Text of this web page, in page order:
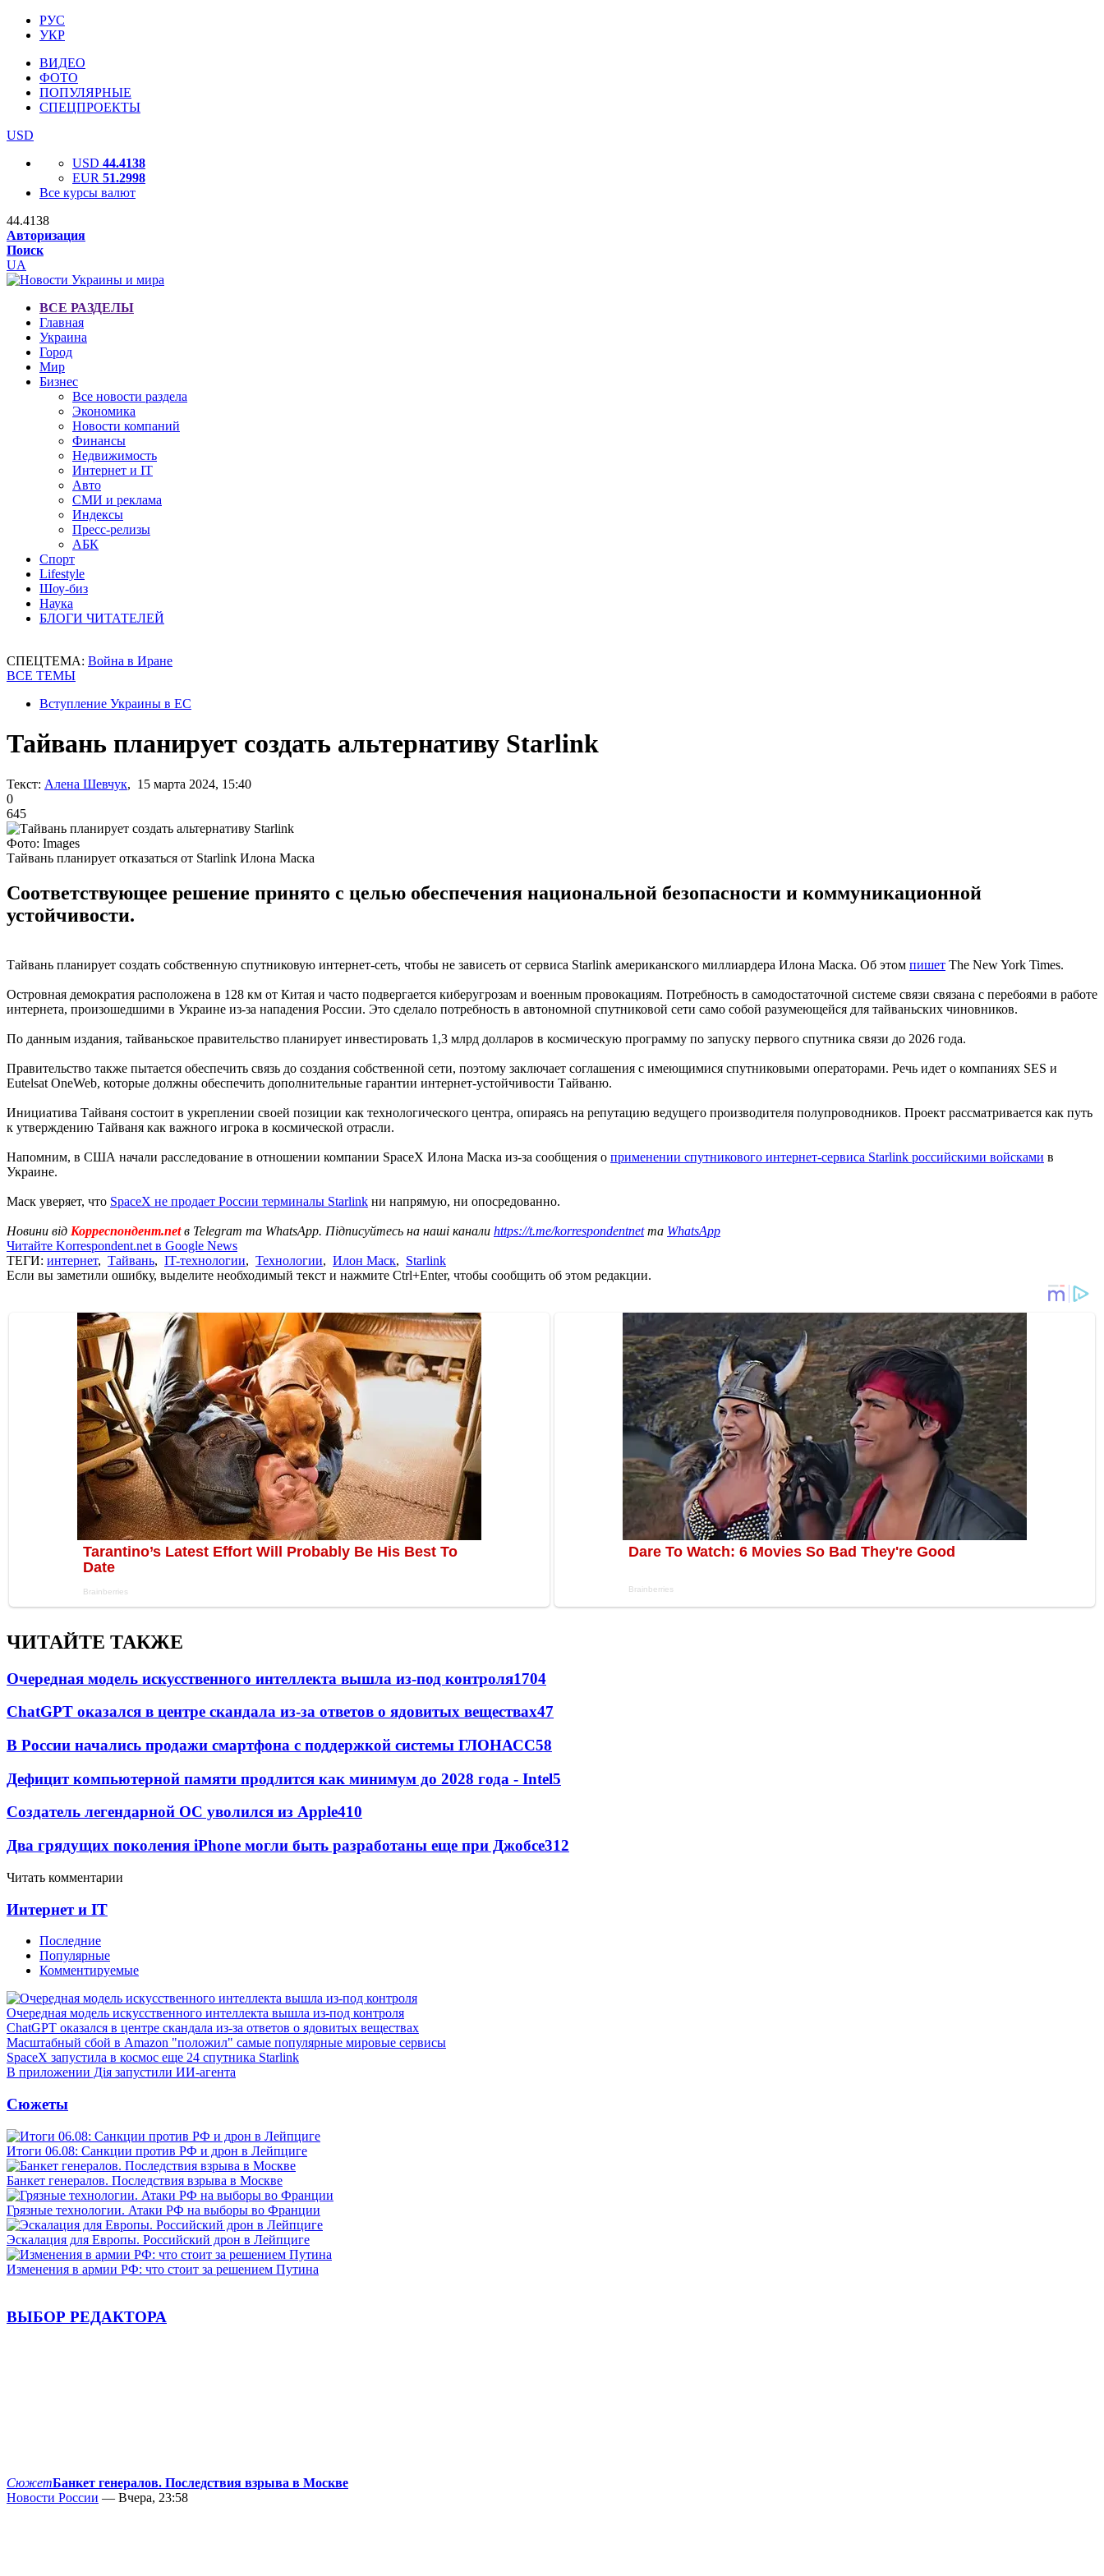
РУС
УКР
ВИДЕО
ФОТО
ПОПУЛЯРНЫЕ
СПЕЦПРОЕКТЫ
USD
USD 44.4138
EUR 51.2998
Все курсы валют
44.4138
Авторизация
Поиск
UA
ВСЕ РАЗДЕЛЫ
Главная
Украина
Город
Мир
Бизнес
Все новости раздела
Экономика
Новости компаний
Финансы
Недвижимость
Интернет и IT
Авто
СМИ и реклама
Индексы
Пресс-релизы
АБК
Спорт
Lifestyle
Шоу-биз
Наука
БЛОГИ ЧИТАТЕЛЕЙ
СПЕЦТЕМА: Война в Иране
ВСЕ ТЕМЫ
Вступление Украины в ЕС
Тайвань планирует создать альтернативу Starlink
Текст: Алена Шевчук, 15 марта 2024, 15:40
0
645
Фото: Images
Тайвань планирует отказаться от Starlink Илона Маска
Соответствующее решение принято с целью обеспечения национальной безопасности и коммуникационной
устойчивости.
Тайвань планирует создать собственную спутниковую интернет-сеть, чтобы не зависеть от сервиса Starlink американского миллиардера Илона Маска. Об этом пишет The New York Times.
Островная демократия расположена в 128 км от Китая и часто подвергается киберугрозам и военным провокациям. Потребность в самодостаточной системе связи связана с перебоями в работе
интернета, произошедшими в Украине из-за нападения России. Это сделало потребность в автономной спутниковой сети само собой разумеющейся для тайваньских чиновников.
По данным издания, тайваньское правительство планирует инвестировать 1,3 млрд долларов в космическую программу по запуску первого спутника связи до 2026 года.
Правительство также пытается обеспечить связь до создания собственной сети, поэтому заключает соглашения с имеющимися спутниковыми операторами. Речь идет о компаниях SES и
Eutelsat OneWeb, которые должны обеспечить дополнительные гарантии интернет-устойчивости Тайваню.
Инициатива Тайваня состоит в укреплении своей позиции как технологического центра, опираясь на репутацию ведущего производителя полупроводников. Проект рассматривается как путь
к утверждению Тайваня как важного игрока в космической отрасли.
Напомним, в США начали расследование в отношении компании SpaceX Илона Маска из-за сообщения о применении спутникового интернет-сервиса Starlink российскими войсками в
Украине.
Маск уверяет, что SpaceX не продает России терминалы Starlink ни напрямую, ни опосредованно.
Новини від Корреспондент.netв Telegram та WhatsApp. Підписуйтесь на наші канали https://t.me/korrespondentnetта WhatsApp
Читайте Korrespondent.net в Google News
ТЕГИ: интернет, Тайвань, IT-технологии, Технологии, Илон Маск, Starlink
Если вы заметили ошибку, выделите необходимый текст и нажмите Ctrl+Enter, чтобы сообщить об этом редакции.
ЧИТАЙТЕ ТАКЖЕ
Очередная модель искусственного интеллекта вышла из-под контроля1704
ChatGPT оказался в центре скандала из-за ответов о ядовитых веществах47
В России начались продажи смартфона с поддержкой системы ГЛОНАСС58
Дефицит компьютерной памяти продлится как минимум до 2028 года - Intel5
Создатель легендарной ОС уволился из Apple410
Два грядущих поколения iPhone могли быть разработаны еще при Джобсе312
Читать комментарии
Интернет и IT
Последние
Популярные
Комментируемые
Очередная модель искусственного интеллекта вышла из-под контроля
ChatGPT оказался в центре скандала из-за ответов о ядовитых веществах
Масштабный сбой в Amazon "положил" самые популярные мировые сервисы
SpaceX запустила в космос еще 24 спутника Starlink
В приложении Дія запустили ИИ-агента
Сюжеты
Итоги 06.08: Санкции против РФ и дрон в Лейпциге
Банкет генералов. Последствия взрыва в Москве
Грязные технологии. Атаки РФ на выборы во Франции
Эскалация для Европы. Российский дрон в Лейпциге
Изменения в армии РФ: что стоит за решением Путина
ВЫБОР РЕДАКТОРА
СюжетБанкет генералов. Последствия взрыва в Москве
Новости России — Вчера, 23:58